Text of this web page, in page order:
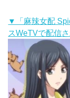
▼「麻辣女配
スWeTVで配信